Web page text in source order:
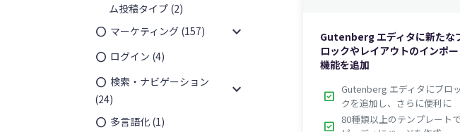
ム投稿タイプ (2)
マーケティング (157) expand_more
ログイン (4)
検索・ナビゲーション
(24)
expand_more
多言語化 (1)
英語版価格: $29.00/年
Gutenberg エディタに新たな
ロックやレイアウトのインポ
機能を追加
check_box Gutenberg エディタにブロッ
クを追加し、さらに便利に
check_box 80種類以上のテンプレート